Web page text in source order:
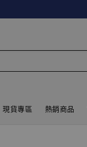
現貨專區 熱銷商品